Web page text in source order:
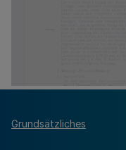
Grundsätzliches